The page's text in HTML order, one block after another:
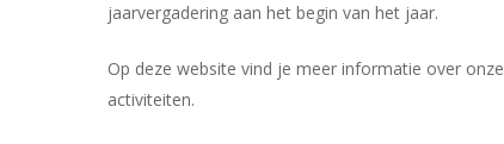
jaarvergadering aan het begin van het jaar.
Op deze website vind je meer informatie over onze
activiteiten.